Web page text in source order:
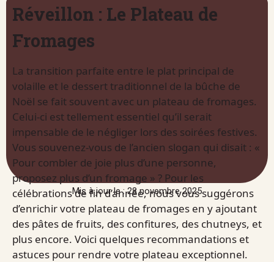
Mis à jour le : 28 novembre 2025
Réveillon : Le Plateau de
Fromages
La transition parfaite entre le plat principal de
volaille et le dessert traditionnel de la bûche de
Noël se fait souvent avec un plateau de fromages.
Celui-ci est tellement essentiel qu’il serait
impensable de le négliger lors des soirées festives.
Vous souvenez-vous de l’ancien slogan qui disait : «
Pour combler de joie plus d’une personne,
proposez plus d’un fromage » ? Pour les
célébrations de fin d’année, nous vous suggérons
d’enrichir votre plateau de fromages en y ajoutant
des pâtes de fruits, des confitures, des chutneys, et
plus encore. Voici quelques recommandations et
astuces pour rendre votre plateau exceptionnel.